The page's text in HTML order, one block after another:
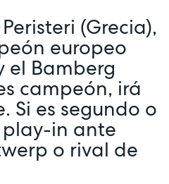
(Grecia),
europeo
el Bamberg
campeón, irá
Si es segundo o
in ante
o rival de